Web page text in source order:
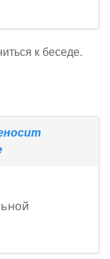
к беседе.